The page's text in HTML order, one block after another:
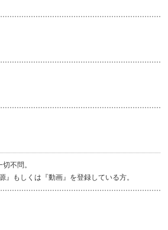
不問。
』もしくは『動画』を登録している方。